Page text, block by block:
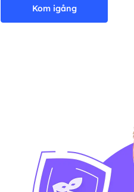
Kom igång